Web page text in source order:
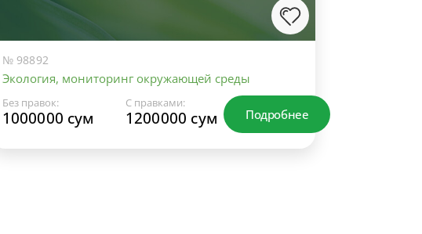
№ 98892
Экология, мониторинг окружающей среды
Без правок:
1000000 сум
С правками:
1200000 сум Подробнее